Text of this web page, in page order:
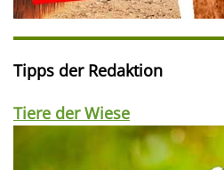
Tipps der Redaktion
Tiere der Wiese